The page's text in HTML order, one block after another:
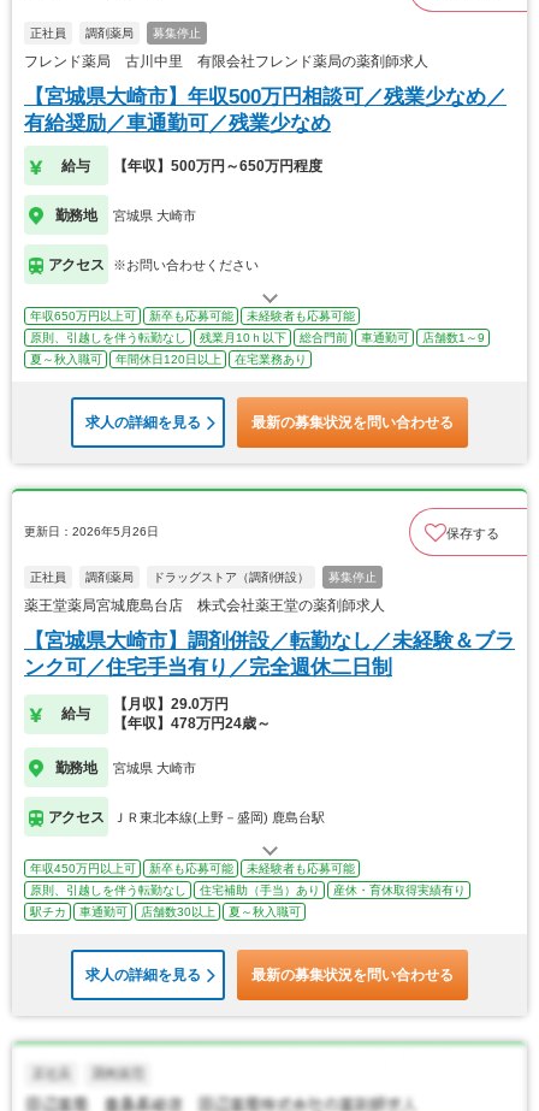
正社員 調剤薬局 募集停止
フレンド薬局 古川中里 有限会社フレンド薬局の薬剤師求人
【宮城県大崎市】年収500万円相談可／残業少なめ／
有給奨励／車通勤可／残業少なめ
給与 【年収】500万円～650万円程度
勤務地 宮城県 大崎市
アクセス ※お問い合わせください
年収650万円以上可 新卒も応募可能
未経験者も応募可能
原則、引越しを伴う転勤なし
残業月10ｈ以下 総合門前 車通勤可
店舗数1～9
夏～秋入職可
年間休日120日以上 在宅業務あり
求人の詳細を見る 最新の募集状況を問い合わせる
更新日：2026年5月26日 保存する
正社員 調剤薬局 ドラッグストア（調剤併設） 募集停止
薬王堂薬局宮城鹿島台店 株式会社薬王堂の薬剤師求人
【宮城県大崎市】調剤併設／転勤なし／未経験＆ブラ
ンク可／住宅手当有り／完全週休二日制
給与
【月収】29.0万円
【年収】478万円24歳～
勤務地 宮城県 大崎市
アクセス ＪＲ東北本線(上野－盛岡) 鹿島台駅
年収450万円以上可 新卒も応募可能
未経験者も応募可能
原則、引越しを伴う転勤なし
住宅補助（手当）あり
産休・育休取得実績有り
駅チカ
車通勤可 店舗数30以上 夏～秋入職可
求人の詳細を見る 最新の募集状況を問い合わせる